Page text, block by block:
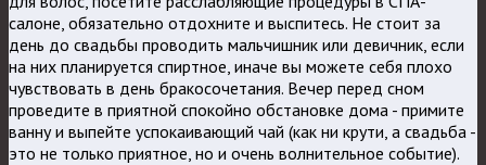
салоне, обязательно отдохните и выспитесь. Не стоит за
день до свадьбы проводить мальчишник или девичник, если
на них планируется спиртное, иначе вы можете себя плохо
чувствовать в день бракосочетания. Вечер перед сном
проведите в приятной спокойно обстановке дома - примите
ванну и выпейте успокаивающий чай (как ни крути, а свадьба -
это не только приятное, но и очень волнительное событие).